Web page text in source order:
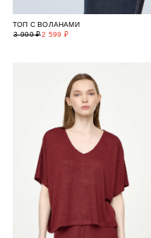
ТОП С ВОЛАНАМИ
2 599 ₽
3 999 ₽